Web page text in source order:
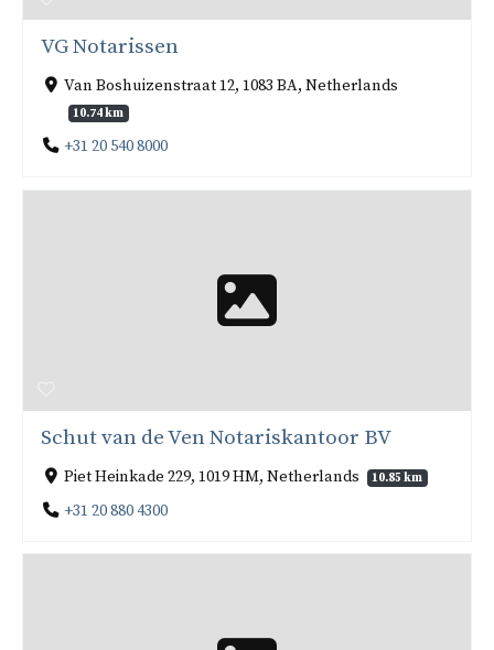
VG Notarissen
Van Boshuizenstraat 12, 1083 BA, Netherlands
10.74 km
+31 20 540 8000
Schut van de Ven Notariskantoor BV
Piet Heinkade 229, 1019 HM, Netherlands 10.85 km
+31 20 880 4300